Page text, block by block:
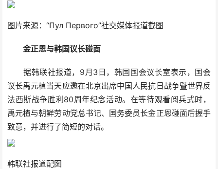
图片来源：“Пул Первого”社交媒体报道截图
金正恩与韩国议长碰面
据韩联社报道，9月3日，韩国国会议长室表示，国会
议长禹元植当天应邀在北京出席中国人民抗日战争暨世界反
法西斯战争胜利80周年纪念活动。在等待观看阅兵式时，
禹元植与朝鲜劳动党总书记、国务委员长金正恩碰面后握手
致意，并进行了简短的对话。
韩联社报道配图